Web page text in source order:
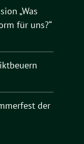
„Was
für uns?“
der